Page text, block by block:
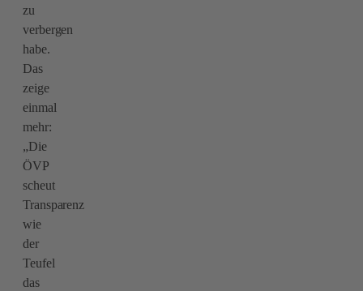
zu
verbergen
habe.
Das
zeige
einmal
mehr:
„Die
ÖVP
scheut
Transparenz
wie
der
Teufel
das